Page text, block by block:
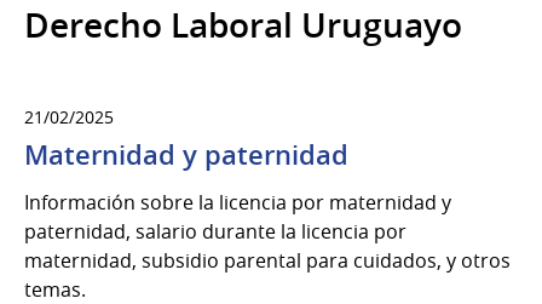
Derecho Laboral Uruguayo
21/02/2025
Maternidad y paternidad
Información sobre la licencia por maternidad y
paternidad, salario durante la licencia por
maternidad, subsidio parental para cuidados, y otros
temas.